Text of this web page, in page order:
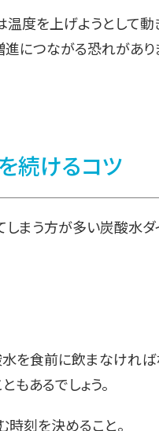
度を上げようとして動
につながる恐れがあ
続けるコツ
まう方が多い炭酸水ダ
を食前に飲まなけれ
もあるでしょう。
刻を決めること。